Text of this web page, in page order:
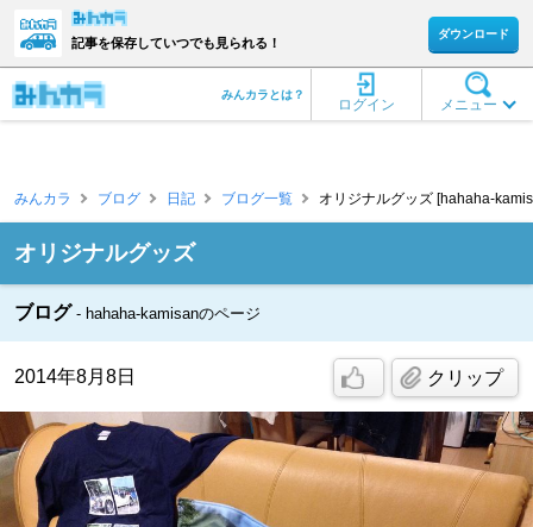
記事を保存していつでも見られる！
ダウンロード
メニュー
ログイン
みんカラとは？
みんカラ ブログ 日記 ブログ一覧 オリジナルグッズ [hahaha-
オリジナルグッズ
ブログ hahaha-kamisanのページ
2014年8月8日 クリップ